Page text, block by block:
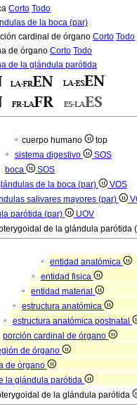
Corto Todo
de la boca (par)
cardinal de órgano Corto Todo
de órgano Corto Todo
de la glándula parótida
cuerpo humano
top
sistema digestivo
SOS
boca
SOS
de la boca (par)
VOS
salivares mayores (par)
parótida (par)
UOV
de la glándula parótida
entidad anatómica
entidad fisica
entidad material
estructura anatómica
estructura anatómica postnatal
porción cardinal de órgano
de órgano
de órgano
la glándula parótida
de la glándula parótida